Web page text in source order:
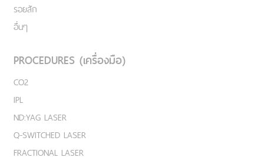
รอยสัก
อื่นๆ
PROCEDURES (เครื่องมือ)
CO2
IPL
ND:YAG LASER
Q-SWITCHED LASER
FRACTIONAL LASER